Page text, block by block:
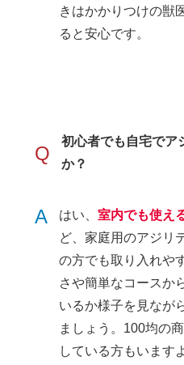
きはかかりつけの獣
ると安心です。
Q
初心者でも自宅でア
か？
A はい、室内でも使え
ど、家庭用のアジリ
の方でも取り入れや
さや簡単なコースか
いるか様子を見なが
ましょう。100均の
している方もいます